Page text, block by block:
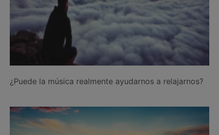
¿Puede la música realmente ayudarnos a relajarnos?